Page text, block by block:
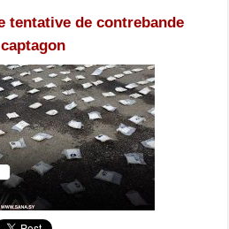
tentative de contrebande